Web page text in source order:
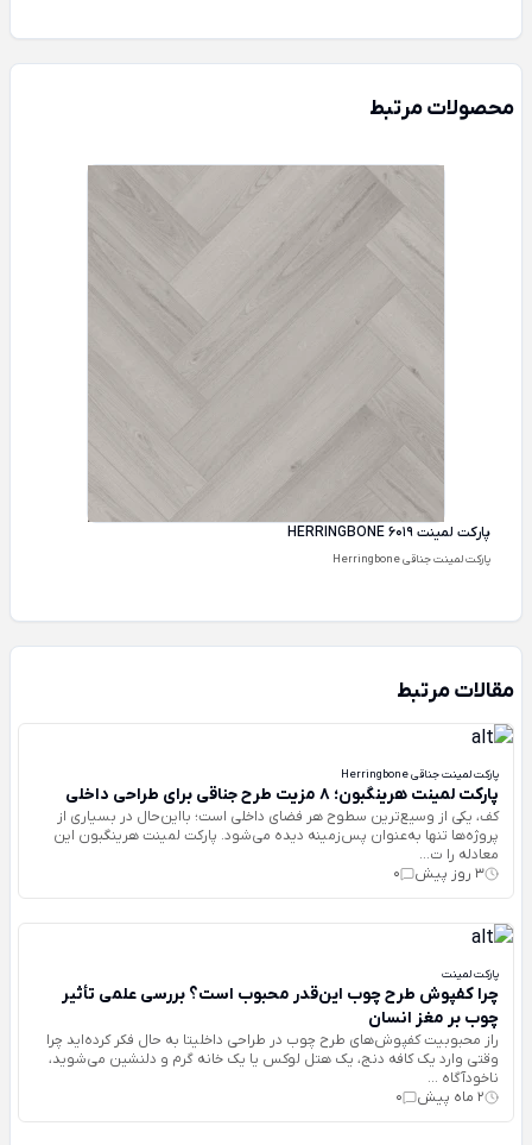
محصولات مرتبط
پارکت لمینت HERRINGBONE 6019
پارکت لمینت جناقی Herringbone
مقالات مرتبط
پارکت لمینت جناقی Herringbone
پارکت لمینت هرینگبون؛ ۸ مزیت طرح جناقی برای طراحی داخلی
کف، یکی از وسیع‌ترین سطوح هر فضای داخلی است؛ بااین‌حال در بسیاری از
پروژه‌ها تنها به‌عنوان پس‌زمینه دیده می‌شود. پارکت لمینت هرینگبون این
معادله را ت...
3 روز پیش
0
پارکت لمینت
چرا کفپوش طرح چوب این‌قدر محبوب است؟ بررسی علمی تأثیر
چوب بر مغز انسان
راز محبوبیت کفپوش‌های طرح چوب در طراحی داخلیتا به حال فکر کرده‌اید چرا
وقتی وارد یک کافه دنج، یک هتل لوکس یا یک خانه گرم و دلنشین می‌شوید،
ناخودآگاه ...
2 ماه پیش
0